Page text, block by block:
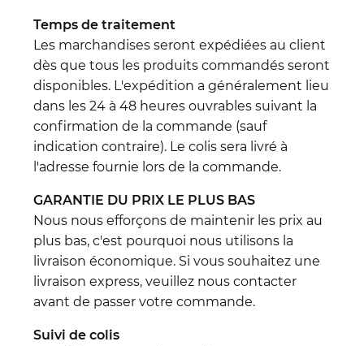
Temps de traitement
Les marchandises seront expédiées au client
dès que tous les produits commandés seront
disponibles. L'expédition a généralement lieu
dans les 24 à 48 heures ouvrables suivant la
confirmation de la commande (sauf
indication contraire). Le colis sera livré à
l'adresse fournie lors de la commande.
GARANTIE DU PRIX LE PLUS BAS
Nous nous efforçons de maintenir les prix au
plus bas, c'est pourquoi nous utilisons la
livraison économique. Si vous souhaitez une
livraison express, veuillez nous contacter
avant de passer votre commande.
Suivi de colis